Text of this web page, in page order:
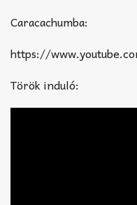
Caracachumba:
https://
Török induló: